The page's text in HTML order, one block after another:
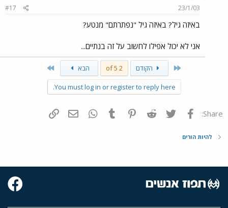
23/1/03
#17
באיזה גיל? באיזה גיל "נפתרתם" מנטע?
אני לא יכול אפילו לחשוב על זה בנתיים...
First הקודם 2 of 5 הבא
You must log in or register to reply here.
Share: פייסבוק Twitter
Reddit
Pinterest
Tumblr
WhatsAppדואר אלקטרוני
להיות הורים